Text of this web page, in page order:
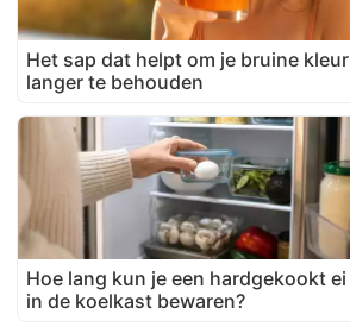
Het sap dat helpt om je bruine kleur
langer te behouden
Hoe lang kun je een hardgekookt ei
in de koelkast bewaren?